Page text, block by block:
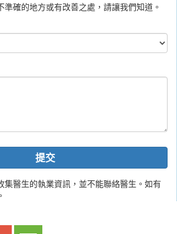
確的地方或有改善之處，請讓我們知道。
提交
集醫生的執業資訊，並不能聯絡醫生。如有